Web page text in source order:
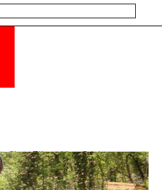
Filmzyklen Stichworte
Kontakt Maillist
Warenkorb
Abo